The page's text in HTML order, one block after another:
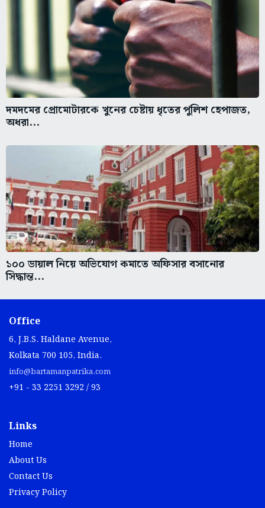
দমদমের প্রোমোটারকে খুনের চেষ্টায় ধৃতের পুলিশ হেপাজত,
অধরা...
১০০ ডায়াল নিয়ে অভিযোগ কমাতে অফিসার বসানোর
সিদ্ধান্ত...
Office
6, J.B.S. Haldane Avenue,
Kolkata 700 105, India.
info@bartamanpatrika.com
+91 - 33 2251 3292 / 93
Links
Home
About Us
Contact Us
Privacy Policy